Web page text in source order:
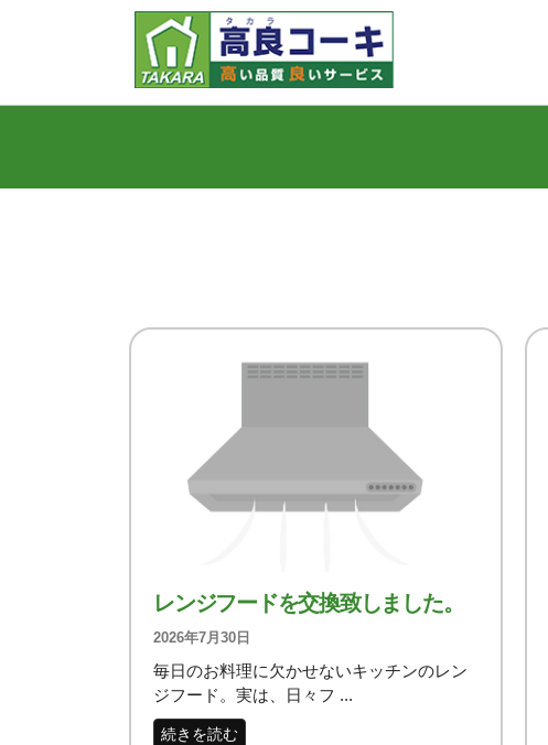
レンジフードを交換致しました。
毎日のお料理に欠かせないキッチンのレン
ジフード。実は、日々フ ...
続きを読む
2026年7月30日